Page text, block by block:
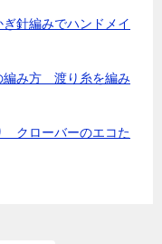
針編みでハンドメイ
編み方 渡り糸を編み
クローバーのエコた